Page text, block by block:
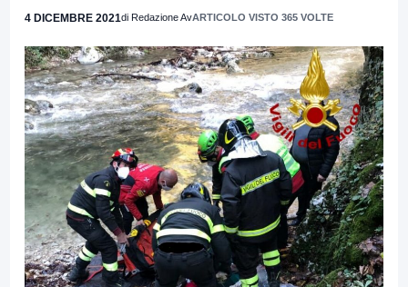
4 DICEMBRE 2021di Redazione AvARTICOLO VISTO 365 VOLTE